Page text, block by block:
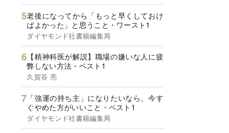
老後になってから「もっと早くしておけ
ばよかった」と思うこと・ワースト1
ダイヤモンド社書籍編集局
【精神科医が解説】職場の嫌いな人に疲
弊しない方法・ベスト1
久賀谷 亮
「強運の持ち主」になりたいなら、今す
ぐやめた方がいいこと・ベスト1
ダイヤモンド社書籍編集局